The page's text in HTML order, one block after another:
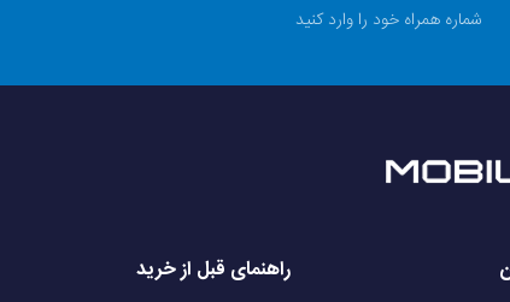
راهنمای قبل از خرید